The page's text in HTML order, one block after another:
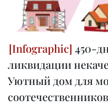
450-
ликвидации
Уютный дом для
соотечественников